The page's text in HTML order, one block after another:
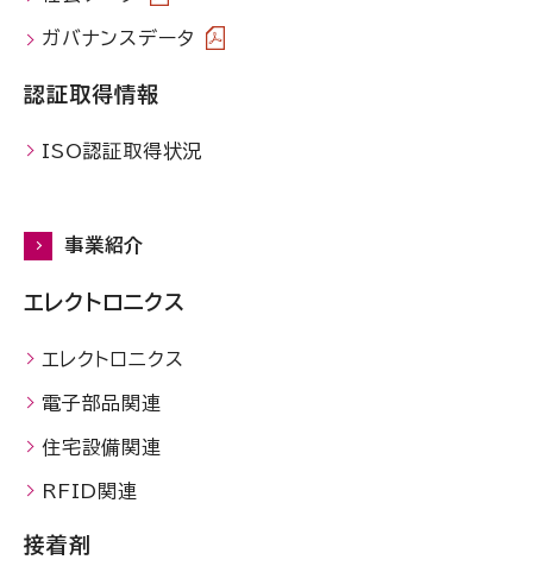
ガバナンスデータ
認証取得情報
ISO認証取得状況
事業紹介
エレクトロニクス
エレクトロニクス
電子部品関連
住宅設備関連
RFID関連
接着剤